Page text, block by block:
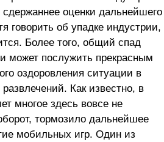
оценки дальнейшего
говорить об упадке индустрии,
Более того, общий спад
может послужить прекрасным
оздоровления ситуации в
Как известно, в
многое здесь вовсе не
тормозило дальнейшее
мобильных игр. Один из